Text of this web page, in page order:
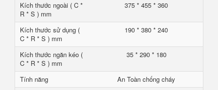
Kích thước ngoài ( C *
R * S ) mm
375 * 455 * 360
Kích thước sử dụng (
C * R * S ) mm
190 * 380 * 240
Kích thước ngăn kéo (
C * R * S ) mm
35 * 290 * 180
Tính năng
An Toàn chống cháy